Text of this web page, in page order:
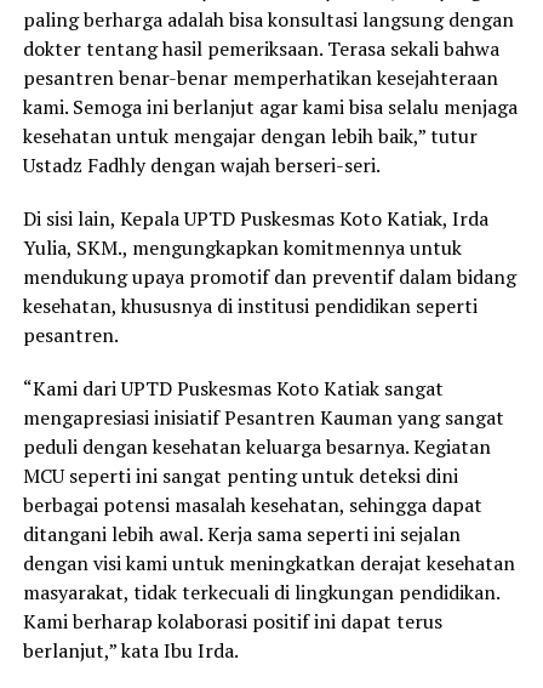
paling berharga adalah bisa konsultasi langsung dengan
dokter tentang hasil pemeriksaan. Terasa sekali bahwa
pesantren benar-benar memperhatikan kesejahteraan
kami. Semoga ini berlanjut agar kami bisa selalu menjaga
kesehatan untuk mengajar dengan lebih baik,” tutur
Ustadz Fadhly dengan wajah berseri-seri.
Di sisi lain, Kepala UPTD Puskesmas Koto Katiak, Irda
Yulia, SKM., mengungkapkan komitmennya untuk
mendukung upaya promotif dan preventif dalam bidang
kesehatan, khususnya di institusi pendidikan seperti
pesantren.
“Kami dari UPTD Puskesmas Koto Katiak sangat
mengapresiasi inisiatif Pesantren Kauman yang sangat
peduli dengan kesehatan keluarga besarnya. Kegiatan
MCU seperti ini sangat penting untuk deteksi dini
berbagai potensi masalah kesehatan, sehingga dapat
ditangani lebih awal. Kerja sama seperti ini sejalan
dengan visi kami untuk meningkatkan derajat kesehatan
masyarakat, tidak terkecuali di lingkungan pendidikan.
Kami berharap kolaborasi positif ini dapat terus
berlanjut,” kata Ibu Irda.